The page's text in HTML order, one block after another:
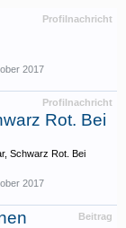
Profilnachricht
2017
Profilnachricht
Rot. Bei
Schwarz Rot. Bei
2017
Beitrag